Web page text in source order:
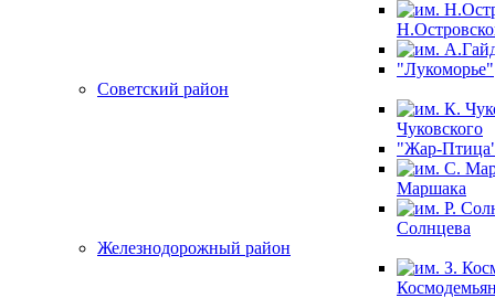
"Лукоморье"
Советский район
Чуковского
"Жар-
Маршака
Солнцева
Железнодорожный район